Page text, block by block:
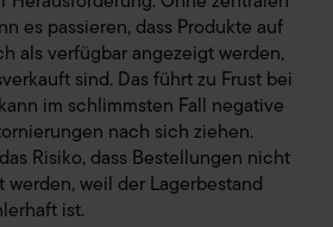
es passieren, dass Produkte auf
als verfügbar angezeigt werden,
sind. Das führt zu Frust bei
im schlimmsten Fall negative
nach sich ziehen.
Risiko, dass Bestellungen nicht
weil der Lagerbestand
ist.